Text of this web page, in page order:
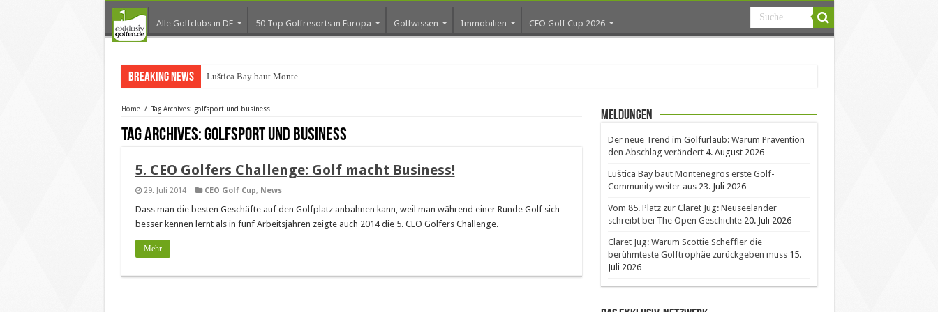
Alle Golfclubs in DE 50 Top Golfresorts in Europa Golfwissen Immobilien CEO Golf Cup 2026
Breaking News Luštica Bay baut Montenegros e
Home / Tag Archives: golfsport und business
Tag Archives:golfsport und business
5. CEO Golfers Challenge: Golf macht Business!
29. Juli 2014 CEO Golf Cup, News
Dass man die besten Geschäfte auf den Golfplatz anbahnen kann, weil man während einer Runde Golf sich
besser kennen lernt als in fünf Arbeitsjahren zeigte auch 2014 die 5. CEO Golfers Challenge.
Mehr
Meldungen
Der neue Trend im Golfurlaub: Warum Prävention
den Abschlag verändert 4. August 2026
Luštica Bay baut Montenegros erste Golf-
Community weiter aus 23. Juli 2026
Vom 85. Platz zur Claret Jug: Neuseeländer
schreibt bei The Open Geschichte 20. Juli 2026
Claret Jug: Warum Scottie Scheffler die
berühmteste Golftrophäe zurückgeben muss 15.
Juli 2026